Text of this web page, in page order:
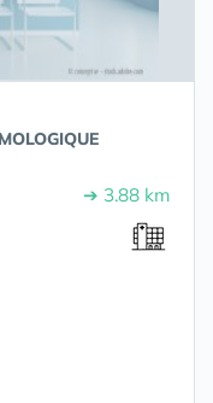
➔ 3.88 km